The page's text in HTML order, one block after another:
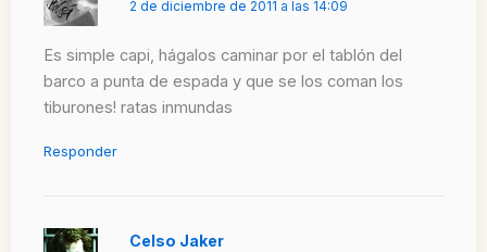
2 de diciembre de 2011 a las 14:09
Es simple capi, hágalos caminar por el tablón del
barco a punta de espada y que se los coman los
tiburones! ratas inmundas
Responder
Celso Jaker